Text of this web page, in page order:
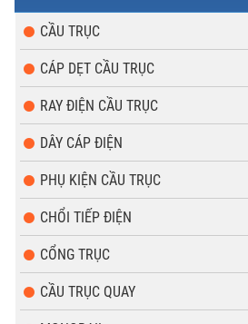
CẦU TRỤC
CÁP DẸT CẦU TRỤC
RAY ĐIỆN CẦU TRỤC
DÂY CÁP ĐIỆN
PHỤ KIỆN CẦU TRỤC
CHỔI TIẾP ĐIỆN
CỔNG TRỤC
CẦU TRỤC QUAY